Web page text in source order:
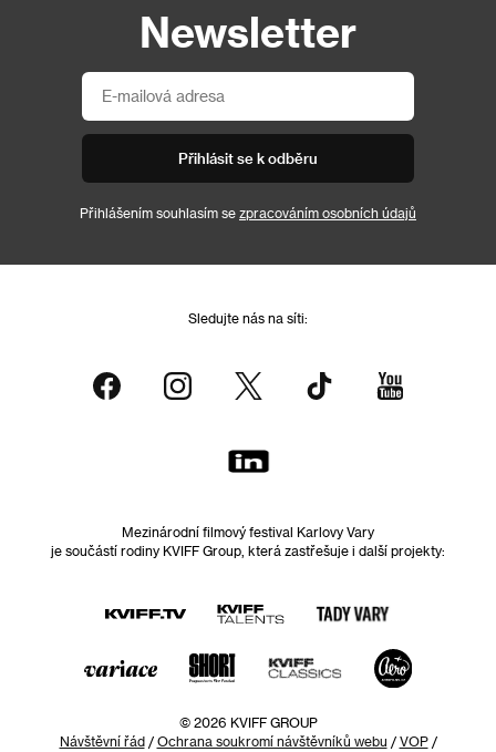
Newsletter
Přihlásit se k odběru
Přihlášením souhlasím se zpracováním osobních údajů
Sledujte nás na síti:
Mezinárodní filmový festival Karlovy Vary
je součástí rodiny KVIFF Group, která zastřešuje i další projekty:
© 2026 KVIFF GROUP
Návštěvní řád/ Ochrana soukromí návštěvníků webu / VOP/